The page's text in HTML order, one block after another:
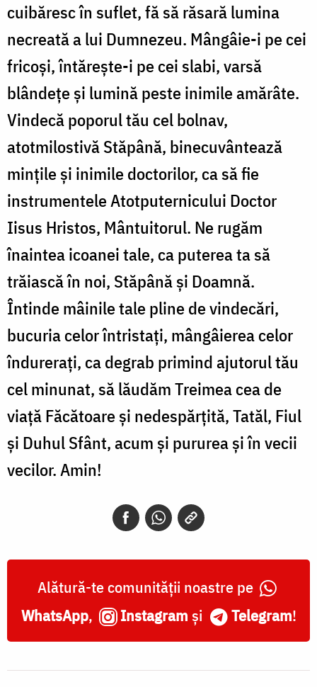
cuibăresc în suflet, fă să răsară lumina
necreată a lui Dumnezeu. Mângâie-i pe cei
fricoşi, întăreşte-i pe cei slabi, varsă
blândeţe şi lumină peste inimile amărâte.
Vindecă poporul tău cel bolnav,
atotmilostivă Stăpână, binecuvântează
minţile şi inimile doctorilor, ca să fie
instrumentele Atotputernicului Doctor
Iisus Hristos, Mântuitorul. Ne rugăm
înaintea icoanei tale, ca puterea ta să
trăiască în noi, Stăpână şi Doamnă.
Întinde mâinile tale pline de vindecări,
bucuria celor întristaţi, mângâierea celor
îndureraţi, ca degrab primind ajutorul tău
cel minunat, să lăudăm Treimea cea de
viaţă Făcătoare şi nedespărţită, Tatăl, Fiul
şi Duhul Sfânt, acum şi pururea şi în vecii
vecilor. Amin!
Alătură-te comunității noastre pe
WhatsApp, Instagram și Telegram!